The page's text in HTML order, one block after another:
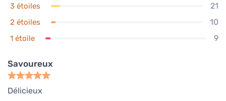
3 étoiles 21
2 étoiles 10
1 étoile 9
Savoureux
Délicieux